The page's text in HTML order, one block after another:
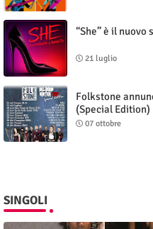
“She” è il
21 luglio
Folkstone
(Special Edition)
07 ottobre
SINGOLI